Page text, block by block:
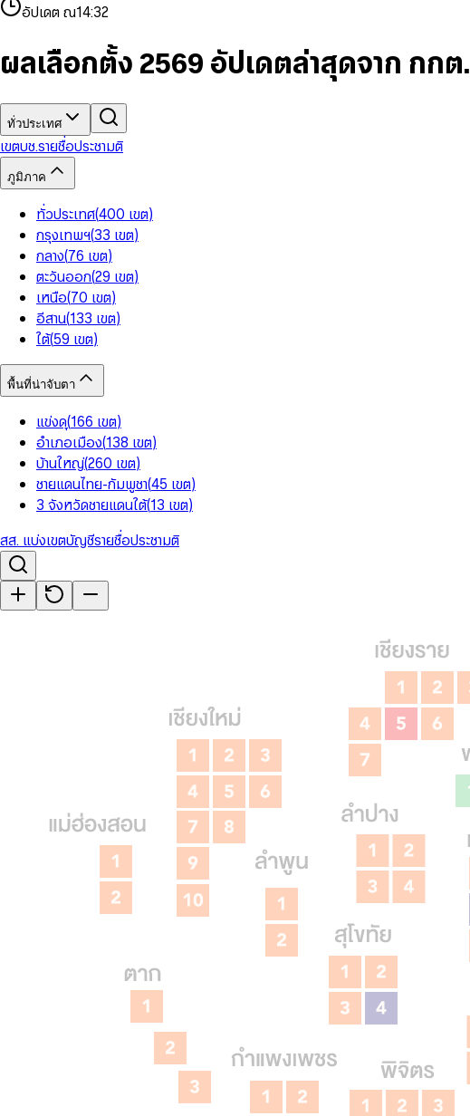
9 9
5
7
8
993
5
6
8
9
84
6
7
9
3
5
6
8
9
7
9
อัปเดต ณ14:32
ผลเลือกตั้ง 2569 อัปเดตล่าสุดจาก กกต.
ทั่วประเทศ
เขตบช.รายชื่อประชามติ
ภูมิภาค
ทั่วประเทศ(400 เขต)
กรุงเทพฯ(33 เขต)
กลาง(76 เขต)
ตะวันออก(29 เขต)
เหนือ(70 เขต)
อีสาน(133 เขต)
ใต้(59 เขต)
พื้นที่น่าจับตา
แข่งดุ(166 เขต)
อำเภอเมือง(138 เขต)
บ้านใหญ่(260 เขต)
ชายแดนไทย-กัมพูชา(45 เขต)
3 จังหวัดชายแดนใต้(13 เขต)
สส. แบ่งเขตบัญชีรายชื่อประชามติ